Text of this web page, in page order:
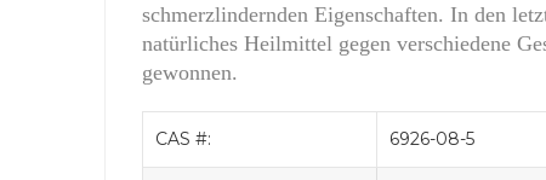
schmerzlindernden Eigenschaften. In den
natürliches Heilmittel gegen verschiedene
gewonnen.
CAS #: 6926-08-5